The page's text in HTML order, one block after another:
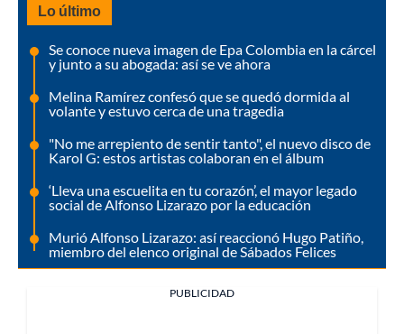
Lo último
Se conoce nueva imagen de Epa Colombia en la cárcel
y junto a su abogada: así se ve ahora
Melina Ramírez confesó que se quedó dormida al
volante y estuvo cerca de una tragedia
"No me arrepiento de sentir tanto", el nuevo disco de
Karol G: estos artistas colaboran en el álbum
‘Lleva una escuelita en tu corazón’, el mayor legado
social de Alfonso Lizarazo por la educación
Murió Alfonso Lizarazo: así reaccionó Hugo Patiño,
miembro del elenco original de Sábados Felices
PUBLICIDAD